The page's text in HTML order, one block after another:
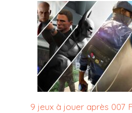
9 jeux à jouer après 007